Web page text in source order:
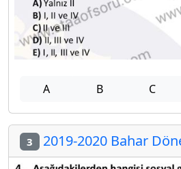
A B C
3 2019-2020 Bahar